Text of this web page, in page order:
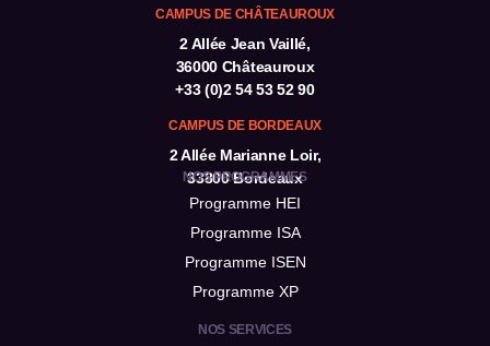
CAMPUS DE CHÂTEAUROUX
2 Allée Jean Vaillé,
36000 Châteauroux
+33 (0)2 54 53 52 90
CAMPUS DE BORDEAUX
2 Allée Marianne Loir,
33800 Bordeaux
NOS PROGRAMMES
Programme HEI
Programme ISA
Programme ISEN
Programme XP
NOS SERVICES